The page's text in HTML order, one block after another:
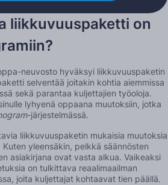
liikkuvuuspaketti on
neuvosto hyväksyi liikkuvuuspaketin
selventää joitakin kohtia aiemmissa
sekä parantaa kuljettajien työoloja.
lyhyenä oppaana muutoksiin, jotka
-järjestelmässä.
liikkuvuuspaketin mukaisia muutoksia
yleensäkin, pelkkä säännösten
asiakirjana ovat vasta alkua. Vaikeaksi
on tulkittava reaalimaailman
joita kuljettajat kohtaavat tien päällä.